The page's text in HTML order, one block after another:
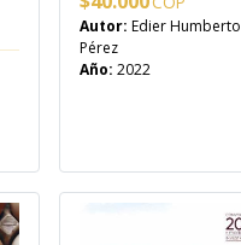
Autor: Edier Humberto
Pérez
Año:2022